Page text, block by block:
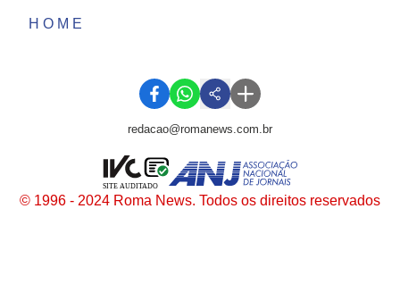
HOME
redacao@romanews.com.br
© 1996 - 2024 Roma News. Todos os direitos reservados
SITE AUDITADO